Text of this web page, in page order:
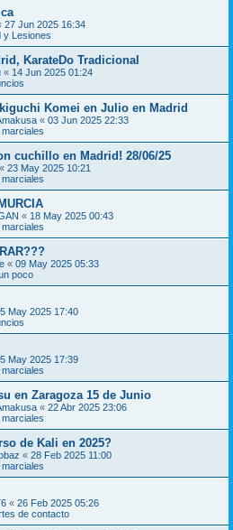
27 Jun 2025 16:34
y Lesiones
KarateDo Tradicional
« 14 Jun 2025 01:24
Komei en Julio en Madrid
« 03 Jun 2025 22:33
cuchillo en Madrid! 28/06/25
« 23 May 2025 10:21
« 18 May 2025 00:43
« 09 May 2025 05:33
poco
May 2025 17:40
May 2025 17:39
en Zaragoza 15 de Junio
« 22 Abr 2025 23:06
de Kali en 2025?
« 28 Feb 2025 11:00
« 26 Feb 2025 05:26
de contacto